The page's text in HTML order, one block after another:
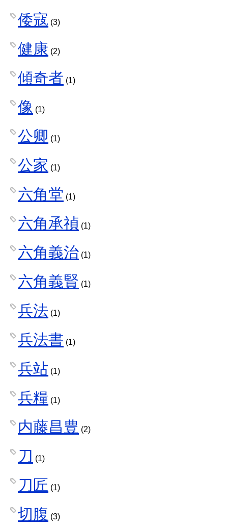
倭寇 (3)
健康 (2)
傾奇者 (1)
像 (1)
公卿 (1)
公家 (1)
六角堂 (1)
六角承禎 (1)
六角義治 (1)
六角義賢 (1)
兵法 (1)
兵法書 (1)
兵站 (1)
兵糧 (1)
内藤昌豊 (2)
刀 (1)
刀匠 (1)
切腹 (3)